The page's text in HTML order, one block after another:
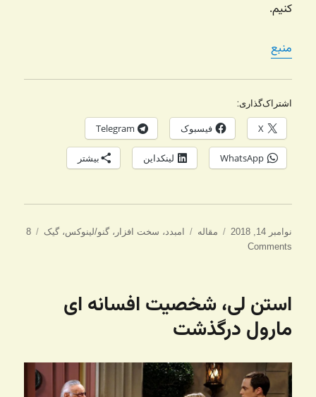
کنیم.
منبع
اشتراک‌گذاری:
X فیسبوک Telegram
WhatsApp لینکداین بیشتر
ارسال
شده
نوامبر 14, 2018 دسته‌ها
مقاله برچسب‌ها
امبدد، سخت افزار ،گنو/لینوکس،گیک
8
Comments
استن لی، شخصیت افسانه ای
مارول درگذشت